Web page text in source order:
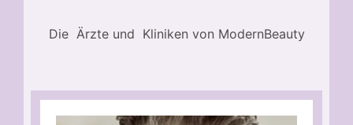
Die Ärzte und Kliniken von ModernBeauty